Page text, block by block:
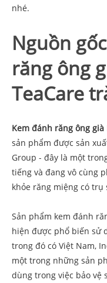
nhé.
Nguồn
răng ông
TeaCare
Kem đánh răng ông
sản phẩm được sản
Group - đây là một
tiếng và đang vô cùng
khỏe răng miệng có
Sản phẩm kem đánh
hiện được phổ biến sử
trong đó có Việt Nam,
một trong những sản
dùng trong việc bảo vệ